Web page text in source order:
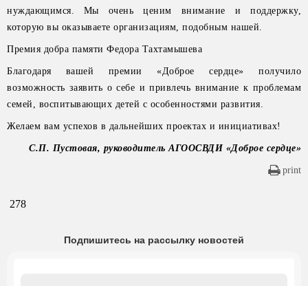
нуждающимся. Мы очень ценим внимание и поддержку,
которую вы оказываете организациям, подобным нашей.
Премия добра памяти Федора Тахтамышева
Благодаря вашей премии «Доброе сердце» получило
возможность заявить о себе и привлечь внимание к проблемам
семей, воспитывающих детей с особенностями развития.
Желаем вам успехов в дальнейших проектах и инициативах!
С.П. Пустовая, руководитель АГООСВДИ «Доброе сердце»
print
278
Подпишитесь на рассылку новостей